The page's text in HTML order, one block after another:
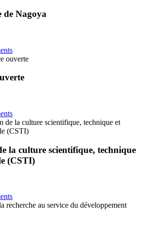
de Nagoya
ouverte
de la culture scientifique, technique et
(CSTI)
la culture scientifique, technique
(CSTI)
recherche au service du développement